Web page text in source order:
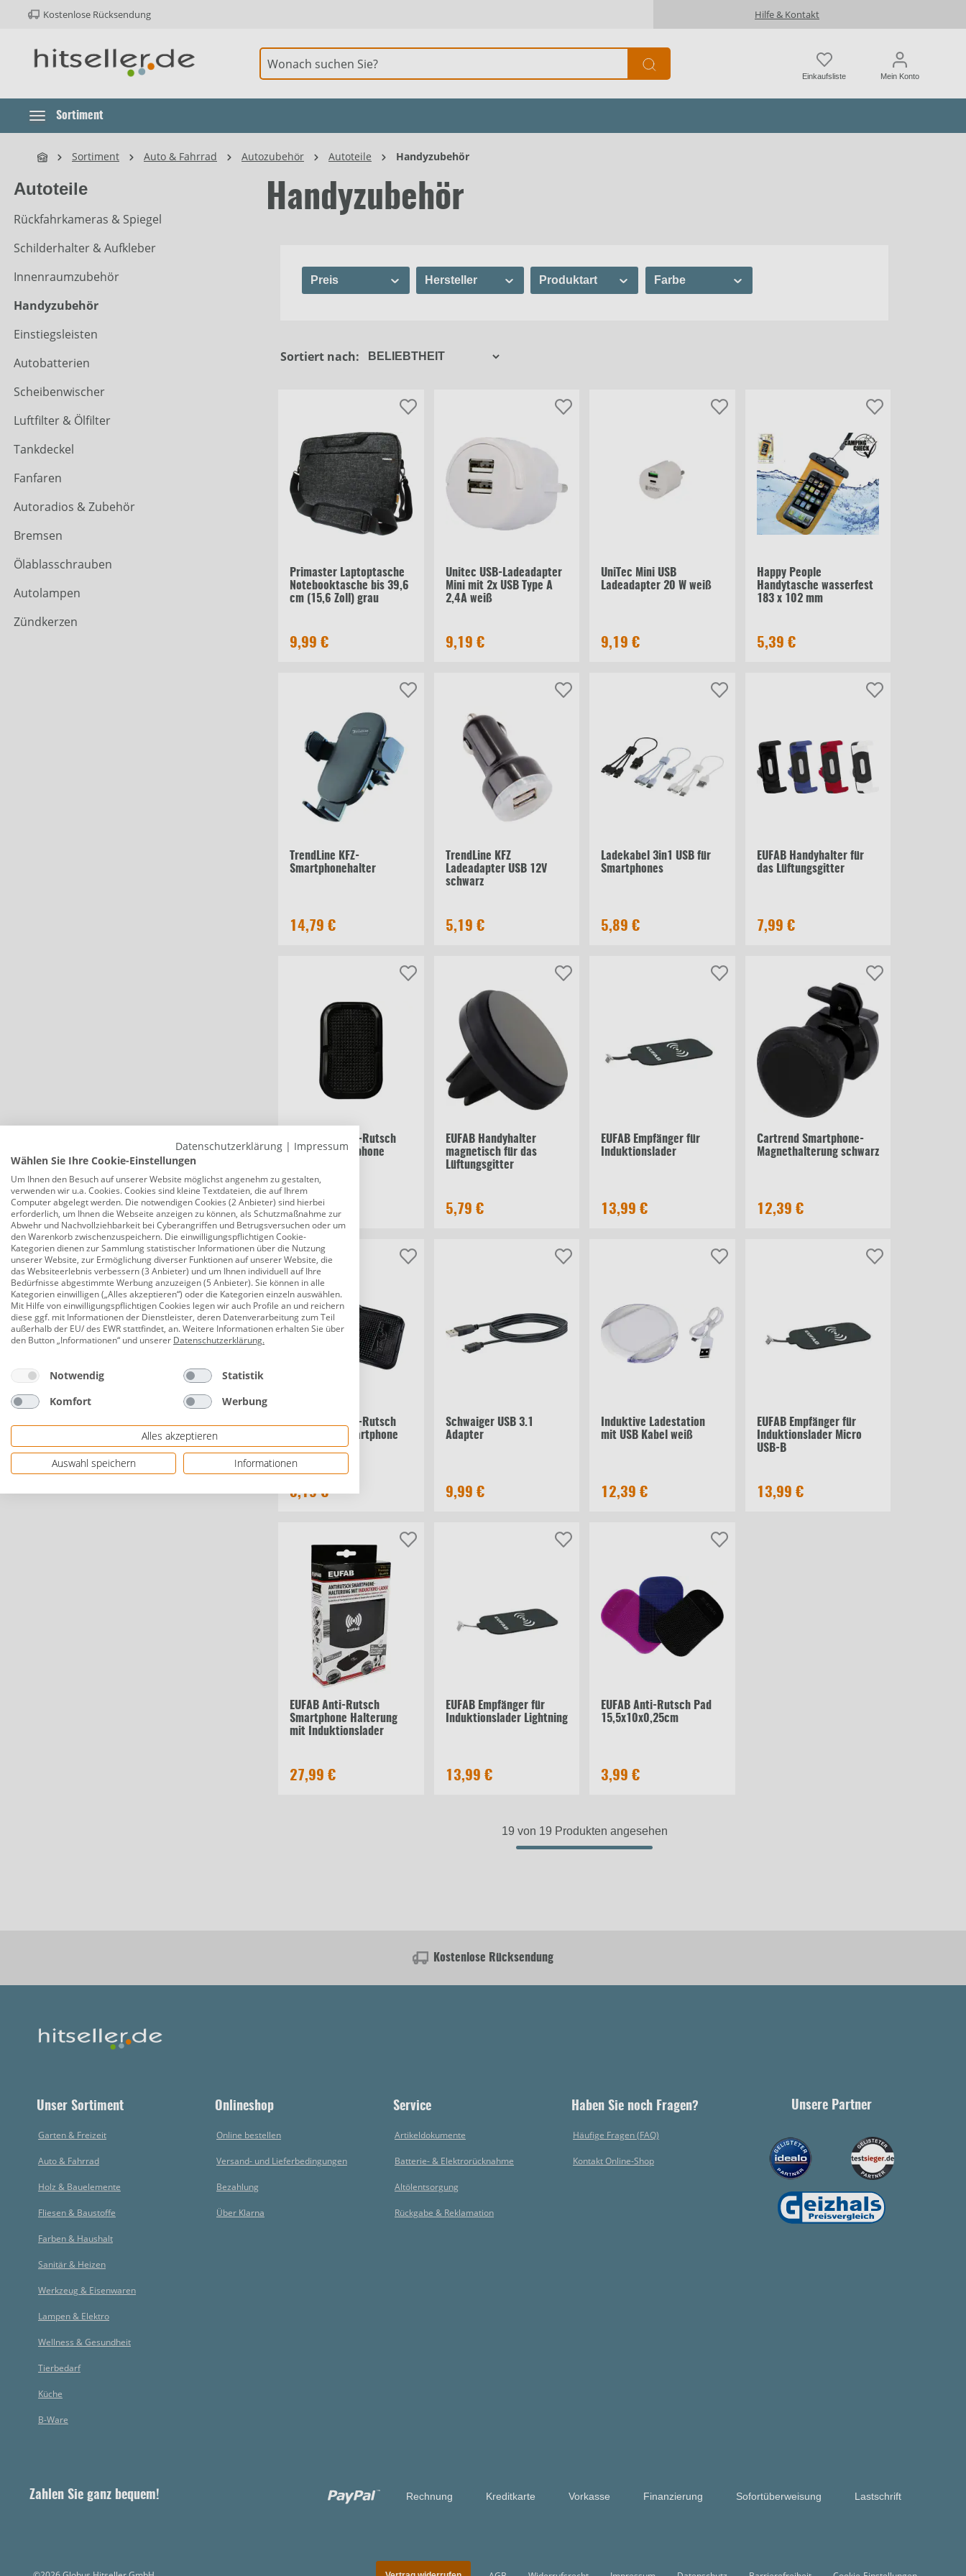
Hauptnavigation springen
Kostenlose Rücksendung Hilfe & Kontakt
Einkaufsliste Mein Konto
Sortiment
Sortiment Auto & Fahrrad Autozubehör Autoteile Handyzubehör
Autoteile
Rückfahrkameras & Spiegel
Schilderhalter & Aufkleber
Innenraumzubehör
Handyzubehör
Einstiegsleisten
Autobatterien
Scheibenwischer
Luftfilter & Ölfilter
Tankdeckel
Fanfaren
Autoradios & Zubehör
Bremsen
Ölablasschrauben
Autolampen
Zündkerzen
Handyzubehör
Preis Hersteller
TrendLine
Unitec Elektro
Weitere
Produktart
Notebooktasche
Farbe
Sortiert nach:
Primaster Laptoptasche
Notebooktasche bis 39,6
cm (15,6 Zoll) grau
9,99 €
Unitec USB-Ladeadapter
Mini mit 2x USB Type A
2,4A weiß
9,19 €
UniTec Mini USB
Ladeadapter 20 W weiß
9,19 €
Happy People
Handytasche wasserfest
183 x 102 mm
5,39 €
TrendLine KFZ-
Smartphonehalter
14,79 €
TrendLine KFZ
Ladeadapter USB 12V
schwarz
5,19 €
Ladekabel 3in1 USB für
Smartphones
5,89 €
EUFAB Handyhalter für
das Lüftungsgitter
7,99 €
TrendLine Anti-Rutsch
Pad für Smartphone
3,99 €
EUFAB Handyhalter
magnetisch für das
Lüftungsgitter
5,79 €
EUFAB Empfänger für
Induktionslader
13,99 €
Cartrend Smartphone-
Magnethalterung schwarz
12,39 €
TrendLine Anti-Rutsch
Pad XL für Smartphone
8,19 €
Schwaiger USB 3.1
Adapter
9,99 €
Induktive Ladestation
mit USB Kabel weiß
12,39 €
EUFAB Empfänger für
Induktionslader Micro
USB-B
13,99 €
EUFAB Anti-Rutsch
Smartphone Halterung
mit Induktionslader
27,99 €
EUFAB Empfänger für
Induktionslader Lightning
13,99 €
EUFAB Anti-Rutsch Pad
15,5x10x0,25cm
3,99 €
19 von 19 Produkten angesehen
Kostenlose Rücksendung
Unser Sortiment
Garten & Freizeit
Auto & Fahrrad
Holz & Bauelemente
Fliesen & Baustoffe
Farben & Haushalt
Sanitär & Heizen
Werkzeug & Eisenwaren
Lampen & Elektro
Wellness & Gesundheit
Tierbedarf
Küche
B-Ware
Onlineshop
Online bestellen
Versand- und Lieferbedingungen
Bezahlung
Über Klarna
Service
Artikeldokumente
Batterie- & Elektrorücknahme
Altölentsorgung
Rückgabe & Reklamation
Haben Sie noch Fragen?
Häufige Fragen (FAQ)
Kontakt Online-Shop
Unsere Partner
Zahlen Sie ganz bequem! Rechnung Kreditkarte Vorkasse Finanzierung Sofortüberweisung Lastschrift
Datenschutzerklärung | Impressum
Wählen Sie Ihre Cookie-Einstellungen
Um Ihnen den Besuch auf unserer Website möglichst angenehm zu gestalten,
verwenden wir u.a. Cookies. Cookies sind kleine Textdateien, die auf Ihrem
Computer abgelegt werden. Die notwendigen Cookies (2 Anbieter) sind hierbei
erforderlich, um Ihnen die Webseite anzeigen zu können, als Schutzmaßnahme zur
Abwehr und Nachvollziehbarkeit bei Cyberangriffen und Betrugsversuchen oder um
den Warenkorb zwischenzuspeichern. Die einwilligungspflichtigen Cookie-
Kategorien dienen zur Sammlung statistischer Informationen über die Nutzung
unserer Website, zur Ermöglichung diverser Funktionen auf unserer Website, die
das Websiteerlebnis verbessern (3 Anbieter) und um Ihnen individuell auf Ihre
Bedürfnisse abgestimmte Werbung anzuzeigen (5 Anbieter). Sie können in alle
Kategorien einwilligen („Alles akzeptieren“) oder die Kategorien einzeln auswählen.
Mit Hilfe von einwilligungspflichtigen Cookies legen wir auch Profile an und reichern
diese ggf. mit Informationen der Dienstleister, deren Datenverarbeitung zum Teil
außerhalb der EU/ des EWR stattfindet, an. Weitere Informationen erhalten Sie über
den Button „Informationen“ und unserer Datenschutzerklärung.
Notwendig
Statistik
Komfort
Werbung
Alles akzeptieren
Auswahl speichern
Informationen